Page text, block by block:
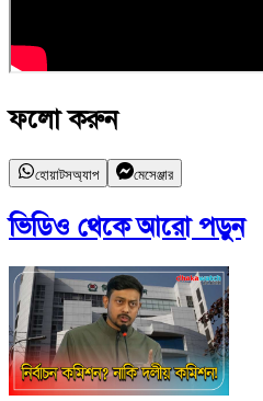
ফলো করুন
হোয়াটসঅ্যাপ মেসেঞ্জার
ভিডিও থেকে আরো পড়ুন